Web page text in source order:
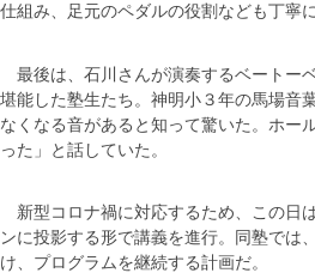
仕組み、足元のペダルの役割なども丁寧
最後は、石川さんが演奏するベートー
堪能した塾生たち。神明小３年の馬場音
なくなる音があると知って驚いた。ホー
った」と話していた。
新型コロナ禍に対応するため、この日
ンに投影する形で講義を進行。同塾では
け、プログラムを継続する計画だ。